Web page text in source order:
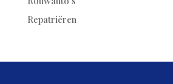
Repatriëren